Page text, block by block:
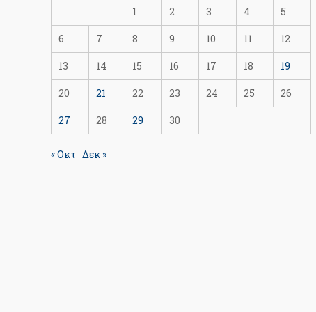
1 2 3 4 5
6 7 8 9 10 11 12
13 14 15 16 17 18 19
20 21 22 23 24 25 26
27 28 29 30
« Οκτ Δεκ »